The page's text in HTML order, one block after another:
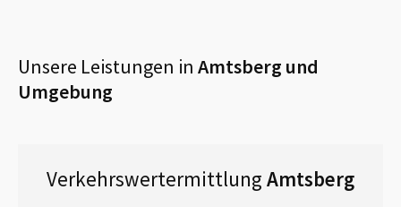
Unsere Leistungen in Amtsberg und
Umgebung
Verkehrswertermittlung Amtsberg